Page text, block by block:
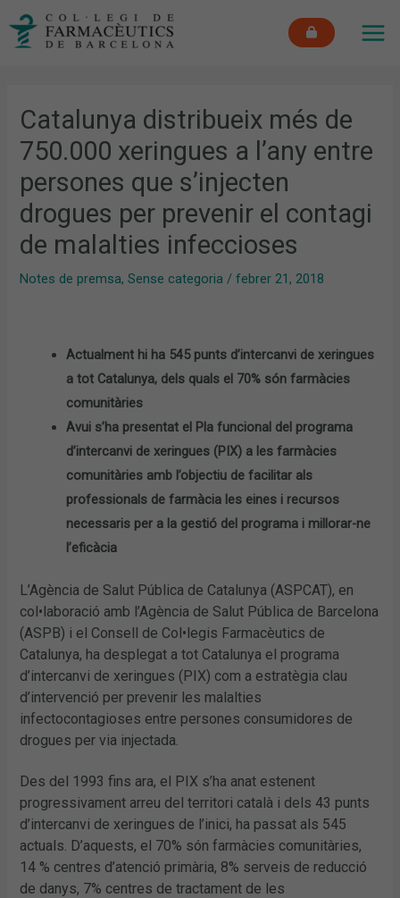
Catalunya distribueix més de
750.000 xeringues a l’any entre
persones que s’injecten
drogues per prevenir el contagi
de malalties infeccioses
Notes de premsa,Sense categoria /febrer 21, 2018
Actualment hi ha 545 punts d’intercanvi de xeringues
a tot Catalunya, dels quals el 70% són farmàcies
comunitàries
Avui s’ha presentat el Pla funcional del programa
d’intercanvi de xeringues (PIX) a les farmàcies
comunitàries amb l’objectiu de facilitar als
professionals de farmàcia les eines i recursos
necessaris per a la gestió del programa i millorar-ne
l’eficàcia
L’Agència de Salut Pública de Catalunya (ASPCAT), en
col•laboració amb l’Agència de Salut Pública de Barcelona
(ASPB) i el Consell de Col•legis Farmacèutics de
Catalunya, ha desplegat a tot Catalunya el programa
d’intercanvi de xeringues (PIX) com a estratègia clau
d’intervenció per prevenir les malalties
infectocontagioses entre persones consumidores de
drogues per via injectada.
Des del 1993 fins ara, el PIX s’ha anat estenent
progressivament arreu del territori català i dels 43 punts
d’intercanvi de xeringues de l’inici, ha passat als 545
actuals. D’aquests, el 70% són farmàcies comunitàries,
14 % centres d’atenció primària, 8% serveis de reducció
de danys, 7% centres de tractament de les